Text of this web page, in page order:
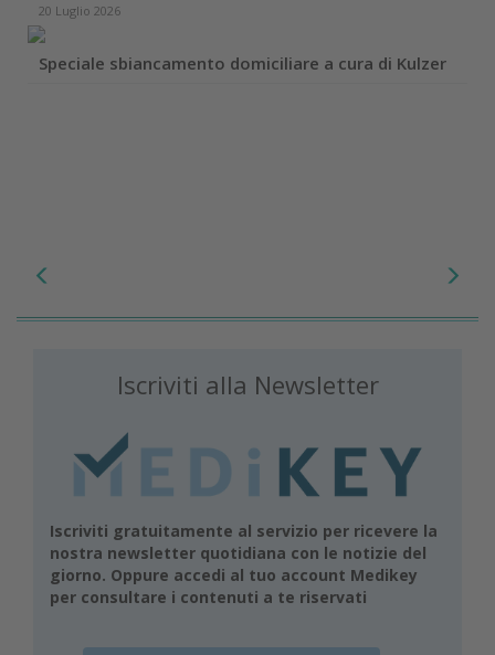
20 Luglio 2026
Speciale sbiancamento domiciliare a cura di Kulzer
Iscriviti alla Newsletter
Iscriviti gratuitamente al servizio per ricevere la
nostra newsletter quotidiana con le notizie del
giorno. Oppure accedi al tuo account Medikey
per consultare i contenuti a te riservati